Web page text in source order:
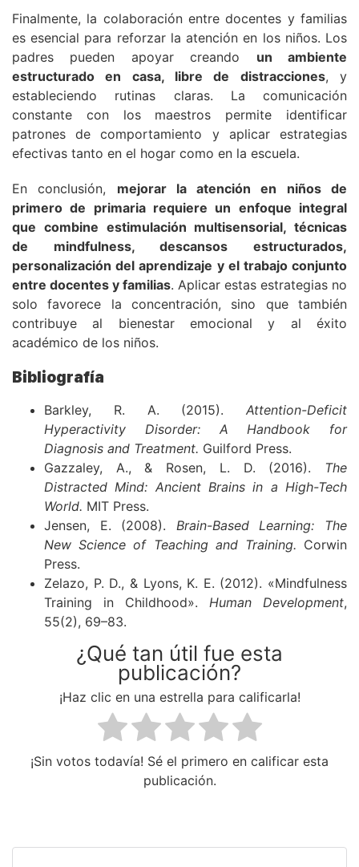
Finalmente, la colaboración entre docentes y familias
es esencial para reforzar la atención en los niños. Los
padres pueden apoyar creando un ambiente
estructurado en casa, libre de distracciones, y
estableciendo rutinas claras. La comunicación
constante con los maestros permite identificar
patrones de comportamiento y aplicar estrategias
efectivas tanto en el hogar como en la escuela.
En conclusión, mejorar la atención en niños de
primero de primaria requiere un enfoque integral
que combine estimulación multisensorial, técnicas
de mindfulness, descansos estructurados,
personalización del aprendizaje y el trabajo conjunto
entre docentes y familias. Aplicar estas estrategias no
solo favorece la concentración, sino que también
contribuye al bienestar emocional y al éxito
académico de los niños.
Bibliografía
Barkley, R. A. (2015). Attention-Deficit
Hyperactivity Disorder: A Handbook for
Diagnosis and Treatment. Guilford Press.
Gazzaley, A., & Rosen, L. D. (2016). The
Distracted Mind: Ancient Brains in a High-Tech
World. MIT Press.
Jensen, E. (2008). Brain-Based Learning: The
New Science of Teaching and Training. Corwin
Press.
Zelazo, P. D., & Lyons, K. E. (2012). «Mindfulness
Training in Childhood». Human Development,
55(2), 69–83.
¿Qué tan útil fue esta
publicación?
¡Haz clic en una estrella para calificarla!
¡Sin votos todavía! Sé el primero en calificar esta
publicación.